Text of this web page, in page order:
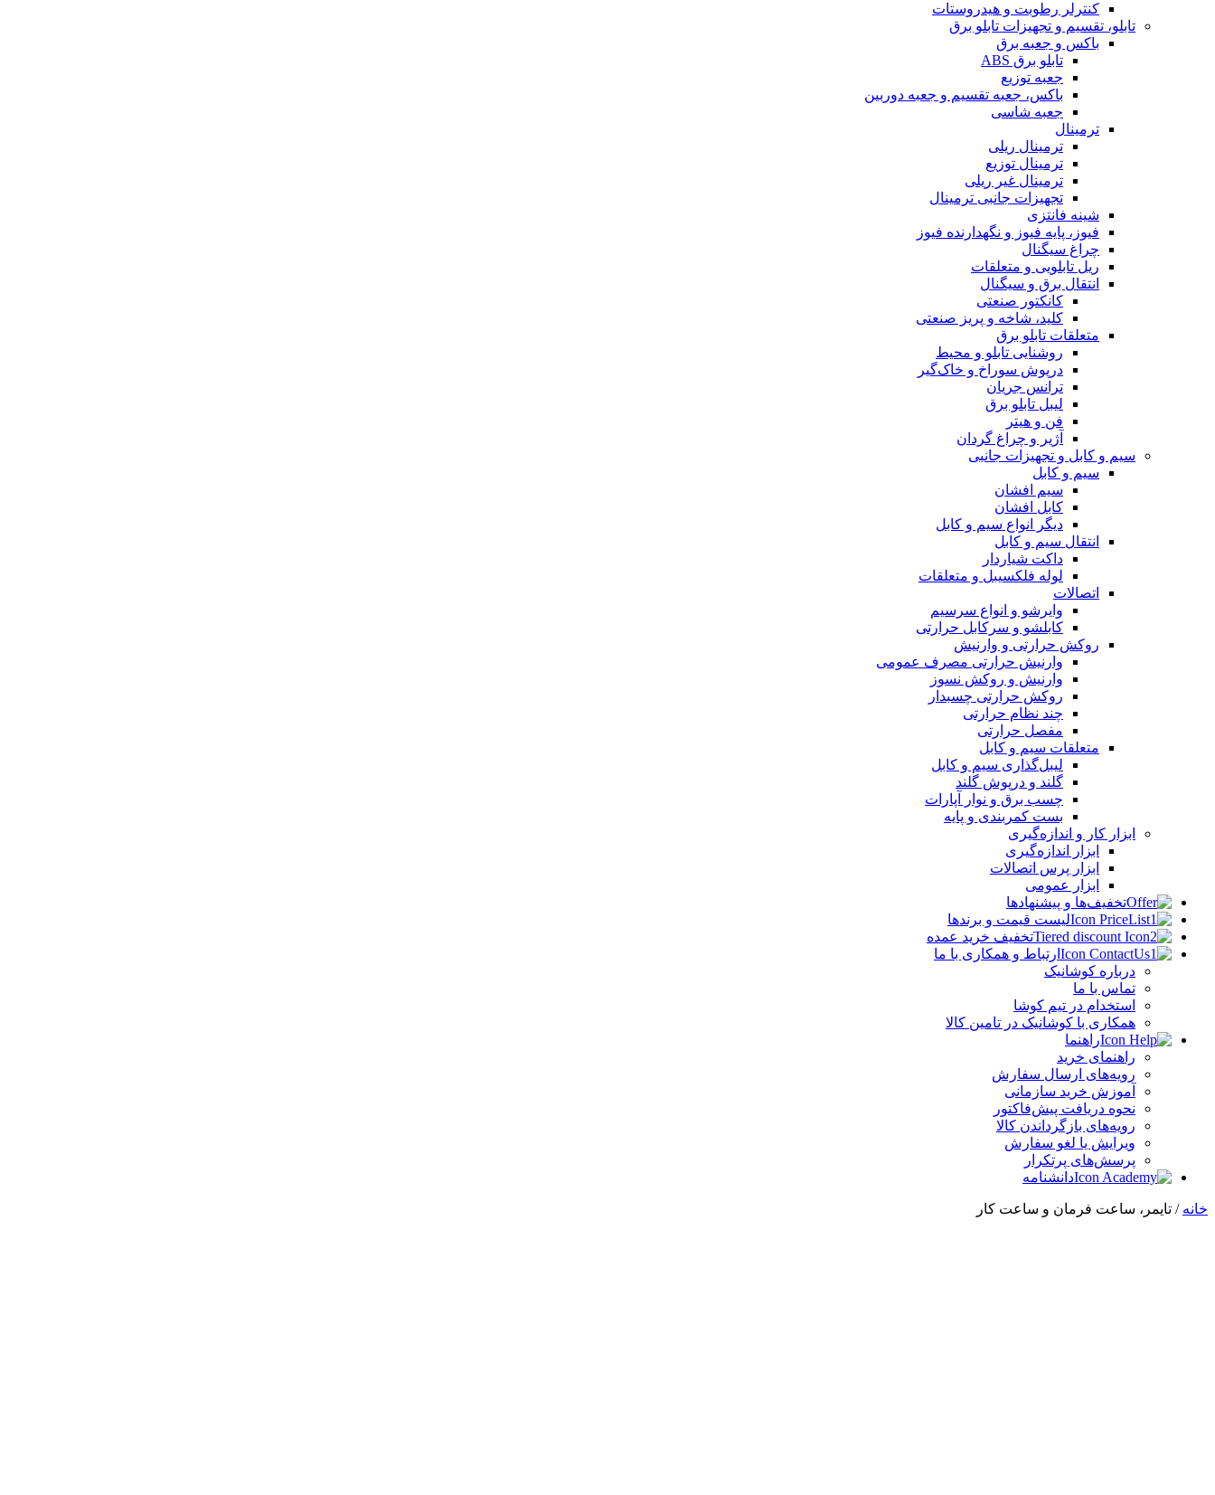
کنترلر رطوبت و هیدروستات
تابلو، تقسیم و تجهیزات تابلو برق
باکس و جعبه برق
تابلو برق ABS
جعبه توزیع
باکس، جعبه تقسیم و جعبه دوربین
جعبه شاسی
ترمینال
ترمینال ریلی
ترمینال توزیع
ترمینال غیر ریلی
تجهیزات جانبی ترمینال
شینه فانتزی
فیوز، پایه فیوز و نگهدارنده فیوز
چراغ سیگنال
ریل تابلویی و متعلقات
انتقال برق و سیگنال
کانکتور صنعتی
کلید، شاخه و پریز صنعتی
متعلقات تابلو برق
روشنایی تابلو و محیط
درپوش سوراخ و خاک‌گیر
ترانس جریان
لیبل تابلو برق
فن و هیتر
آژیر و چراغ گردان
سیم و کابل و تجهیزات جانبی
سیم و کابل
سیم افشان
کابل افشان
دیگر انواع سیم و کابل
انتقال سیم و کابل
داکت شیاردار
لوله فلکسیبل و متعلقات
اتصالات
وایرشو و انواع سرسیم
کابلشو و سرکابل حرارتی
روکش حرارتی و وارنیش
وارنیش حرارتی مصرف عمومی
وارنیش و روکش نسوز
روکش حرارتی چسبدار
چند نظام حرارتی
مفصل حرارتی
متعلقات سیم و کابل
لیبل‌گذاری سیم و کابل
گلند و درپوش گلند
چسب برق و نوار آپارات
بست کمربندی و پایه
ابزار کار و اندازه‌گیری
ابزار اندازه‌گیری
ابزار پرس اتصالات
ابزار عمومی
تخفیف‌ها و پیشنهادها
لیست قیمت و برندها
تخفیف خرید عمده
ارتباط و همکاری با ما
درباره کوشانیک
تماس با ما
استخدام در تیم کوشا
همکاری با کوشانیک در تامین کالا
راهنما
راهنمای خرید
رویه‌های ارسال سفارش
آموزش خرید سازمانی
نحوه دریافت پیش‌فاکتور
رویه‌های بازگرداندن کالا
ویرایش یا لغو سفارش
پرسش‌های پرتکرار
دانشنامه
خانه / تایمر، ساعت فرمان و ساعت کار